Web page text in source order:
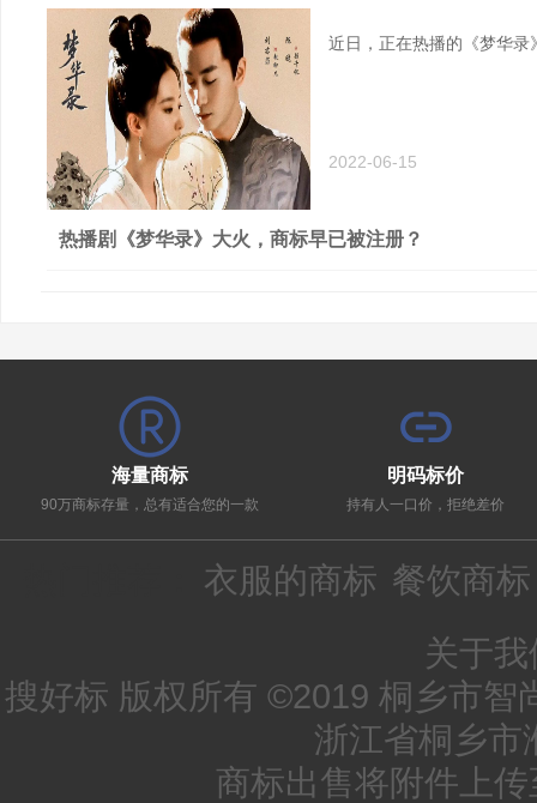
热播剧《梦华录》大火，商标早已被注册？
近日，正在热播的《梦华
2022-06-15
海量商标
90万商标存量，总有适合您的一款
明码标价
持有人一口价，拒绝差价
衣服的商标 餐饮商标
关于我
搜好标 版权所有 ©2019 桐乡市智
浙江省桐乡市
商标出售将附件上